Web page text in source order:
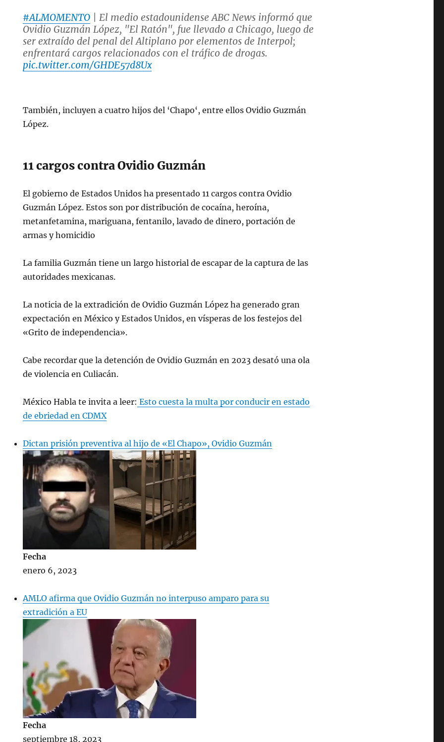
#ALMOMENTO | El medio estadounidense ABC News informó que
Ovidio Guzmán López, "El Ratón", fue llevado a Chicago, luego de
ser extraído del penal del Altiplano por elementos de Interpol;
enfrentará cargos relacionados con el tráfico de drogas.
pic.twitter.com/GHDE57d8Ux
También, incluyen a cuatro hijos del ‘Chapo‘, entre ellos Ovidio Guzmán
López.
11 cargos contra Ovidio Guzmán
El gobierno de Estados Unidos ha presentado 11 cargos contra Ovidio
Guzmán López. Estos son por distribución de cocaína, heroína,
metanfetamina, mariguana, fentanilo, lavado de dinero, portación de
armas y homicidio
La familia Guzmán tiene un largo historial de escapar de la captura de las
autoridades mexicanas.
La noticia de la extradición de Ovidio Guzmán López ha generado gran
expectación en México y Estados Unidos, en vísperas de los festejos del
«Grito de independencia».
Cabe recordar que la detención de Ovidio Guzmán en 2023 desató una ola
de violencia en Culiacán.
México Habla te invita a leer: Esto cuesta la multa por conducir en estado
de ebriedad en CDMX
Dictan prisión preventiva al hijo de «El Chapo», Ovidio Guzmán
Fecha
enero 6, 2023
AMLO afirma que Ovidio Guzmán no interpuso amparo para su
extradición a EU
Fecha
septiembre 18, 2023